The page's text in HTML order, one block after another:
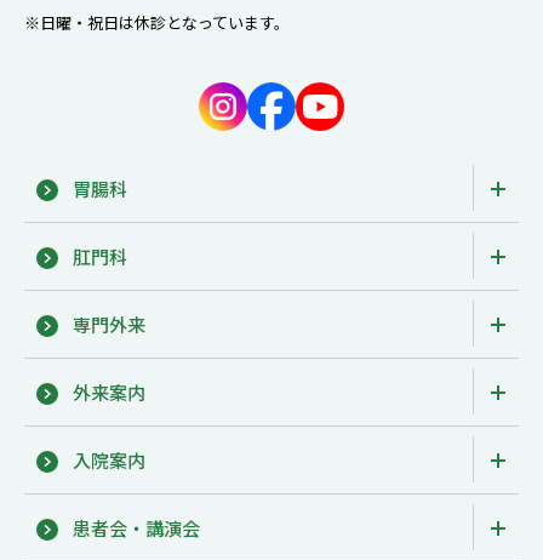
※日曜・祝日は休診となっています。
胃腸科
肛門科
専門外来
外来案内
入院案内
患者会・講演会